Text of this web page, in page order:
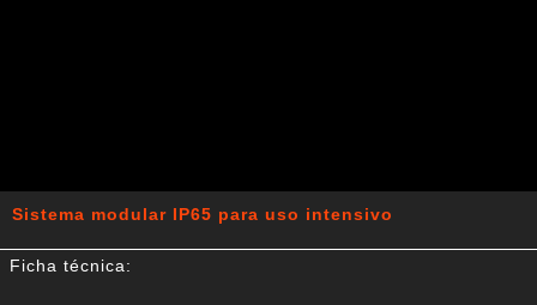
Sistema modular IP65 para uso intensivo
Ficha técnica: